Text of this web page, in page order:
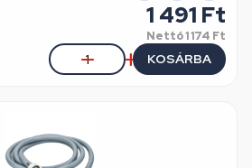
1 491 Ft
Nettó1 174 Ft
KOSÁRBA